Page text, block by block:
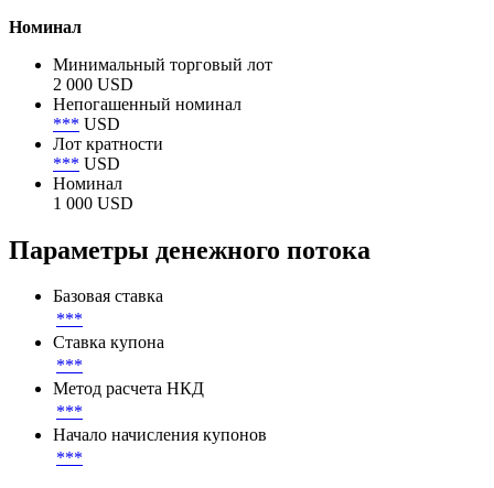
Номинал
Минимальный торговый лот
2 000 USD
Непогашенный номинал
*** USD
Лот кратности
*** USD
Номинал
1 000 USD
Параметры денежного потока
Базовая ставка
***
Ставка купона
***
Метод расчета НКД
***
Начало начисления купонов
***